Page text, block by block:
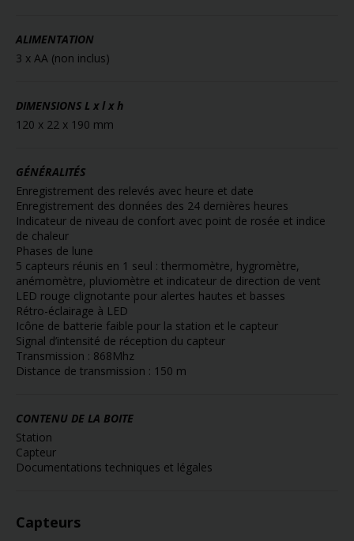
ALIMENTATION
3 x AA (non inclus)
DIMENSIONS L x l x h
120 x 22 x 190 mm
GÉNÉRALITÉS
Enregistrement des relevés avec heure et date
Enregistrement des données des 24 dernières heures
Indicateur de niveau de confort avec point de rosée et indice
de chaleur
Phases de lune
5 capteurs réunis en 1 seul : thermomètre, hygromètre,
anémomètre, pluviomètre et indicateur de direction de vent
LED rouge clignotante pour alertes hautes et basses
Rétro-éclairage à LED
Icône de batterie faible pour la station et le capteur
Signal d’intensité de réception du capteur
Transmission : 868Mhz
Distance de transmission : 150 m
CONTENU DE LA BOITE
Station
Capteur
Documentations techniques et légales
Capteurs